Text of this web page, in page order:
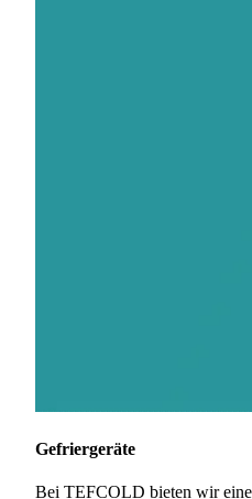
Gefriergeräte
Bei TEFCOLD bieten wir